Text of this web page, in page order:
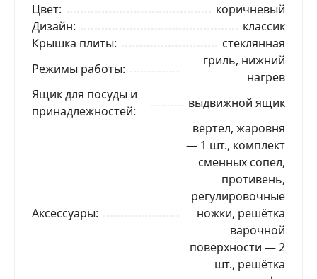
Цвет
коричневый
Дизайн
классик
Крышка плиты
стеклянная
Режимы работы
гриль, нижний
нагрев
Ящик для посуды и
принадлежностей
выдвижной ящик
Аксессуары
вертел, жаровня
— 1 шт., комплект
сменных сопел,
противень,
регулировочные
ножки, решётка
варочной
поверхности — 2
шт., решётка